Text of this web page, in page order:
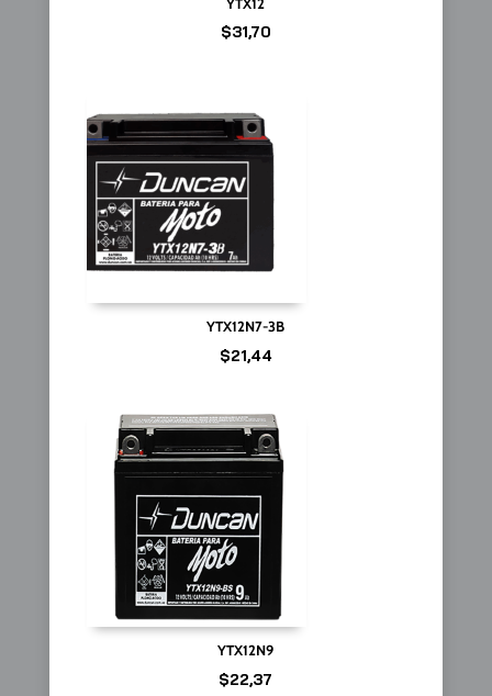
$31,70
YTX12N7-3B
$21,44
YTX12N9
$22,37